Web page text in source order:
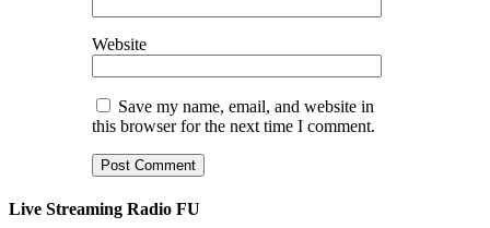
Website
Save my name, email, and website in
this browser for the next time I comment.
Live Streaming Radio FU